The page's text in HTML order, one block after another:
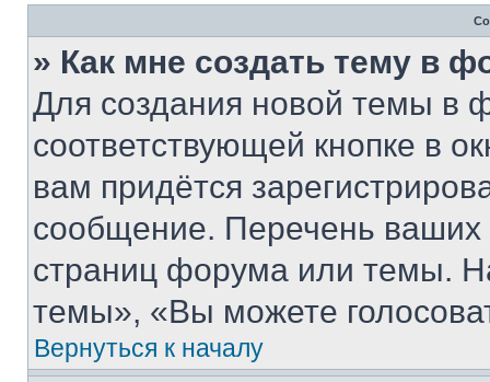
» Как мне создать тему в
Для создания новой темы в
соответствующей кнопке в
вам придётся
сообщение. Перечень ваших
страниц форума или темы.
темы», «Вы можете
Вернуться к началу